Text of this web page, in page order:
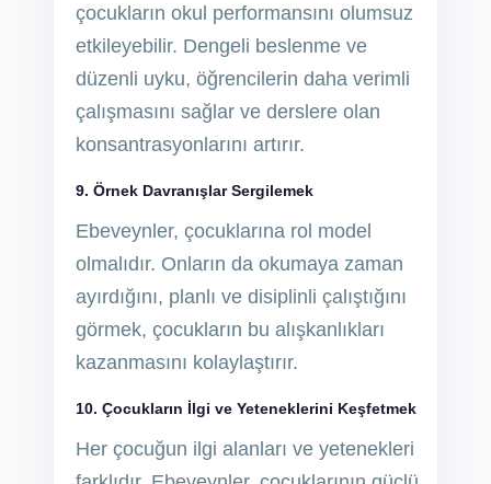
çocukların okul performansını olumsuz
etkileyebilir. Dengeli beslenme ve
düzenli uyku, öğrencilerin daha verimli
çalışmasını sağlar ve derslere olan
konsantrasyonlarını artırır.
9. Örnek Davranışlar Sergilemek
Ebeveynler, çocuklarına rol model
olmalıdır. Onların da okumaya zaman
ayırdığını, planlı ve disiplinli çalıştığını
görmek, çocukların bu alışkanlıkları
kazanmasını kolaylaştırır.
10. Çocukların İlgi ve Yeteneklerini Keşfetmek
Her çocuğun ilgi alanları ve yetenekleri